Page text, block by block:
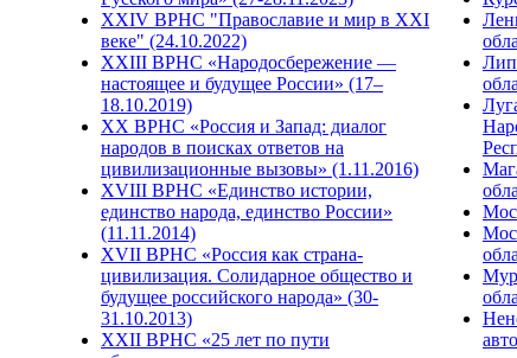
XXIV ВРНС "Православие и мир в XXI
веке" (24.10.2022)
XXIII ВРНС «Народосбережение —
настоящее и будущее России» (17–
18.10.2019)
XX ВРНС «Россия и Запад: диалог
народов в поисках ответов на
цивилизационные вызовы» (1.11.2016)
XVIII ВРНС «Единство истории,
единство народа, единство России»
(11.11.2014)
XVII ВРНС «Россия как страна-
цивилизация. Солидарное общество и
будущее российского народа» (30-
31.10.2013)
XXII ВРНС «25 лет по пути